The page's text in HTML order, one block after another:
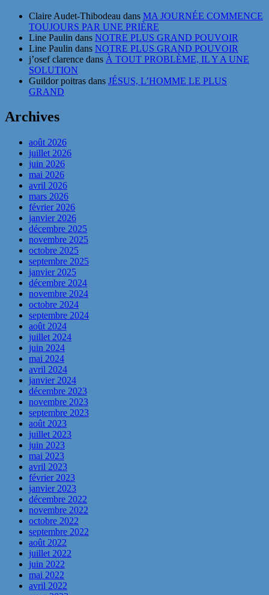
Claire Audet-Thibodeau dans MA JOURNÉE COMMENCE
TOUJOURS PAR UNE PRIÈRE
Line Paulin dans NOTRE PLUS GRAND POUVOIR
Line Paulin dans NOTRE PLUS GRAND POUVOIR
j’osef clarence dans À TOUT PROBLÈME, IL Y A UNE
SOLUTION
Guildor poitras dans JÉSUS, L’HOMME LE PLUS
GRAND
Archives
août 2026
juillet 2026
juin 2026
mai 2026
avril 2026
mars 2026
février 2026
janvier 2026
décembre 2025
novembre 2025
octobre 2025
septembre 2025
janvier 2025
décembre 2024
novembre 2024
octobre 2024
septembre 2024
août 2024
juillet 2024
juin 2024
mai 2024
avril 2024
janvier 2024
décembre 2023
novembre 2023
septembre 2023
août 2023
juillet 2023
juin 2023
mai 2023
avril 2023
février 2023
janvier 2023
décembre 2022
novembre 2022
octobre 2022
septembre 2022
août 2022
juillet 2022
juin 2022
mai 2022
avril 2022